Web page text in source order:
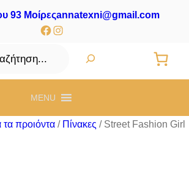
93 Μοίρεςannatexni@gmail.com
Facebook
Instagram
MENU
προιόντα / Πίνακες / Street Fashion Girl